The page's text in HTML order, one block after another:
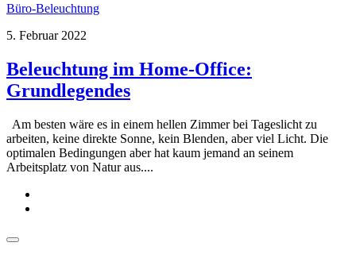
Büro-Beleuchtung
5. Februar 2022
Beleuchtung im Home-Office:
Grundlegendes
Am besten wäre es in einem hellen Zimmer bei Tageslicht zu
arbeiten, keine direkte Sonne, kein Blenden, aber viel Licht. Die
optimalen Bedingungen aber hat kaum jemand an seinem
Arbeitsplatz von Natur aus....